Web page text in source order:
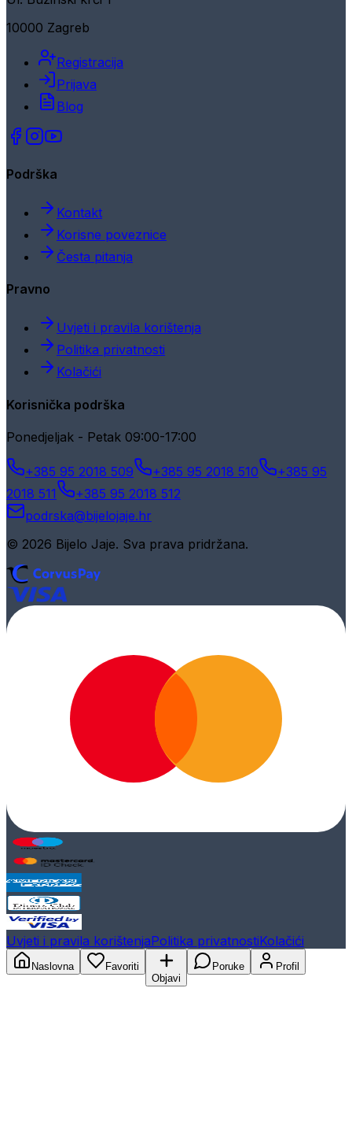
10000 Zagreb
Registracija
Prijava
Blog
Podrška
Kontakt
Korisne poveznice
Česta pitanja
Pravno
Uvjeti i pravila korištenja
Politika privatnosti
Kolačići
Korisnička podrška
Ponedjeljak - Petak 09:00-17:00
+385 95 2018 509 +385 95 2018 510
+385 95
2018 511
+385 95 2018 512
podrska@bijelojaje.hr
© 2026 Bijelo Jaje. Sva prava pridržana.
Uvjeti i pravila korištenjaPolitika privatnostiKolačići
Naslovna
Favoriti
Objavi
Poruke Profil